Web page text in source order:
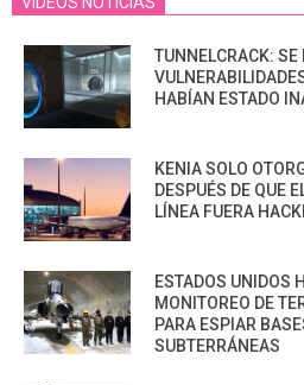
TUNNELCRACK: SE
HABÍAN ESTADO
KENIA SOLO
DESPUÉS DE QUE
LÍNEA FUERA
ESTADOS UNIDOS
MONITOREO DE
PARA ESPIAR
SUBTERRÁNEAS